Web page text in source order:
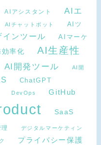
AIアシスタント
AIエ
AIチャットボット
AIツ
インツール
AIマーケ
率化
AI生産性
AI開発ツール AI開
ChatGPT
DevOps GitHub
SaaS
デジタルマーケティン
プライバシー保護